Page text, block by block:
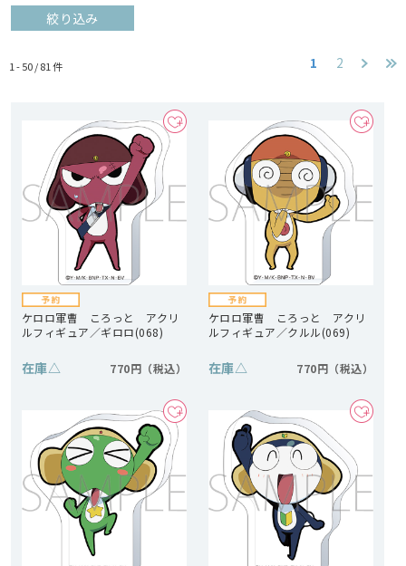
絞り込み
1 - 50 /81 件 1 2
ケロロ軍曹 ころっと アクリ
ルフィギュア／ギロロ(068)
在庫△ 770円
ケロロ軍曹 ころっと アクリ
ルフィギュア／クルル(069)
在庫△ 770円